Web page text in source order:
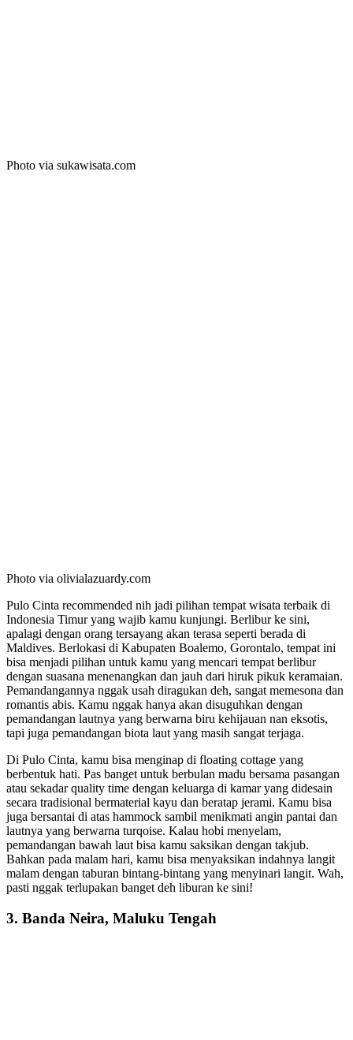
Photo via sukawisata.com
Photo via olivialazuardy.com
Pulo Cinta recommended nih jadi pilihan tempat wisata terbaik di
Indonesia Timur yang wajib kamu kunjungi. Berlibur ke sini,
apalagi dengan orang tersayang akan terasa seperti berada di
Maldives. Berlokasi di Kabupaten Boalemo, Gorontalo, tempat ini
bisa menjadi pilihan untuk kamu yang mencari tempat berlibur
dengan suasana menenangkan dan jauh dari hiruk pikuk keramaian.
Pemandangannya nggak usah diragukan deh, sangat memesona dan
romantis abis. Kamu nggak hanya akan disuguhkan dengan
pemandangan lautnya yang berwarna biru kehijauan nan eksotis,
tapi juga pemandangan biota laut yang masih sangat terjaga.
Di Pulo Cinta, kamu bisa menginap di floating cottage yang
berbentuk hati. Pas banget untuk berbulan madu bersama pasangan
atau sekadar quality time dengan keluarga di kamar yang didesain
secara tradisional bermaterial kayu dan beratap jerami. Kamu bisa
juga bersantai di atas hammock sambil menikmati angin pantai dan
lautnya yang berwarna turqoise. Kalau hobi menyelam,
pemandangan bawah laut bisa kamu saksikan dengan takjub.
Bahkan pada malam hari, kamu bisa menyaksikan indahnya langit
malam dengan taburan bintang-bintang yang menyinari langit. Wah,
pasti nggak terlupakan banget deh liburan ke sini!
3. Banda Neira, Maluku Tengah